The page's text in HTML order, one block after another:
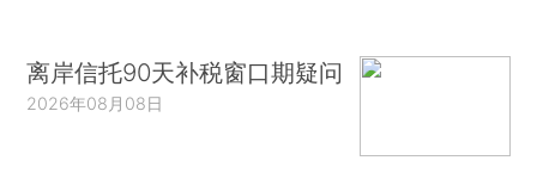
离岸信托90天补税窗口期疑问
2026年08月08日